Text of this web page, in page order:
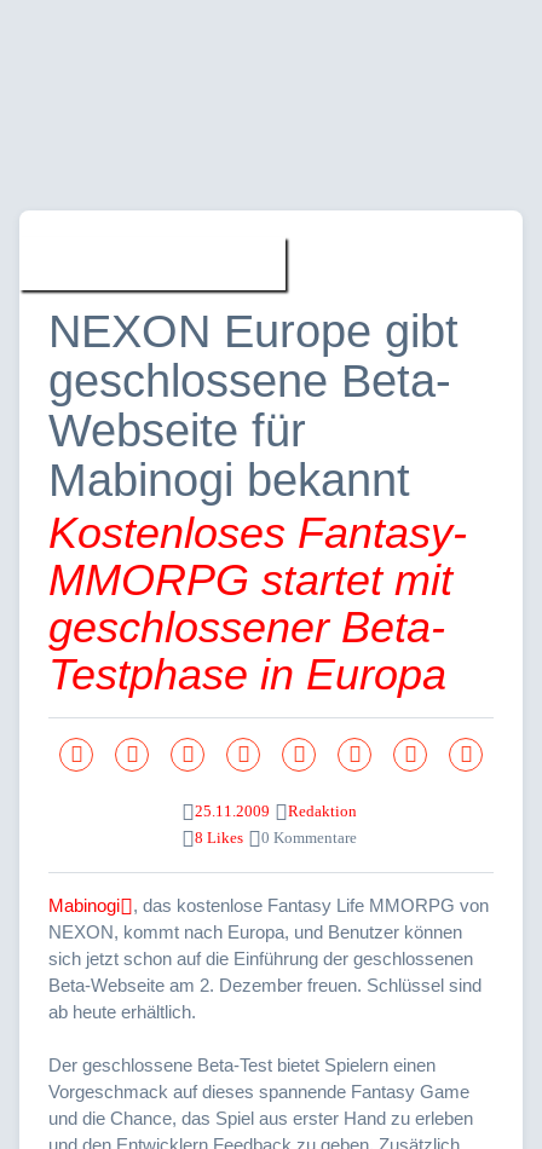
NEXON Europe gibt
geschlossene Beta-
Webseite für
Mabinogi bekannt
Kostenloses Fantasy-
MMORPG startet mit
geschlossener Beta-
Testphase in Europa
25.11.2009
Redaktion
8 Likes
0 Kommentare
Mabinogi
, das kostenlose Fantasy Life MMORPG von
NEXON, kommt nach Europa, und Benutzer können
sich jetzt schon auf die Einführung der geschlossenen
Beta-Webseite am 2. Dezember freuen. Schlüssel sind
ab heute erhältlich.
Der geschlossene Beta-Test bietet Spielern einen
Vorgeschmack auf dieses spannende Fantasy Game
und die Chance, das Spiel aus erster Hand zu erleben
und den Entwicklern Feedback zu geben. Zusätzlich